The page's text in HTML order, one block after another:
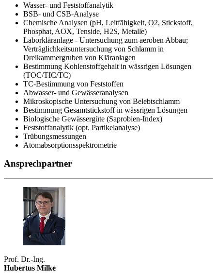
Wasser- und Feststoffanalytik
BSB- und CSB-Analyse
Chemische Analysen (pH, Leitfähigkeit, O2, Stickstoff,
Phosphat, AOX, Tenside, H2S, Metalle)
Laborkläranlage - Untersuchung zum aeroben Abbau;
Verträglichkeitsuntersuchung von Schlamm in
Dreikammergruben von Kläranlagen
Bestimmung Kohlenstoffgehalt in wässrigen Lösungen
(TOC/TIC/TC)
TC-Bestimmung von Feststoffen
Abwasser- und Gewässeranalysen
Mikroskopische Untersuchung von Belebtschlamm
Bestimmung Gesamtstickstoff in wässrigen Lösungen
Biologische Gewässergüte (Saprobien-Index)
Feststoffanalytik (opt. Partikelanalyse)
Trübungsmessungen
Atomabsorptionsspektrometrie
Ansprechpartner
Prof. Dr.-Ing.
Hubertus Milke